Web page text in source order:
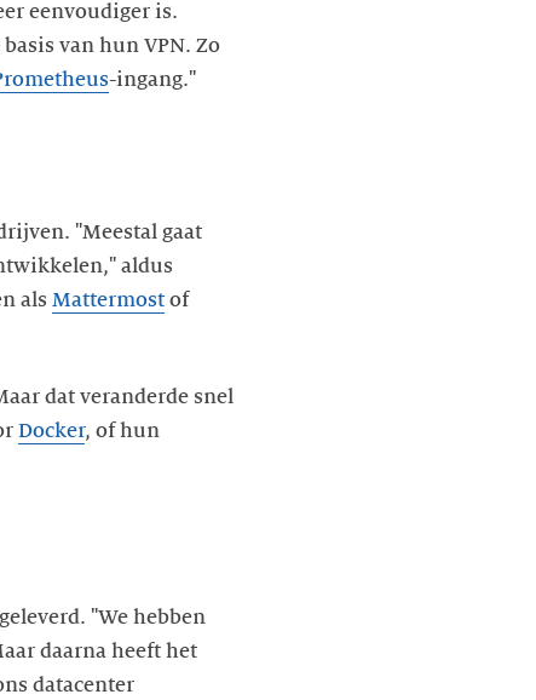
eenvoudiger is.
van hun VPN. Zo
-ingang."
"Meestal gaat
aldus
als Mattermost of
dat veranderde snel
Docker, of hun
"We hebben
daarna heeft het
datacenter